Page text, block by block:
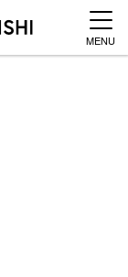
MENU